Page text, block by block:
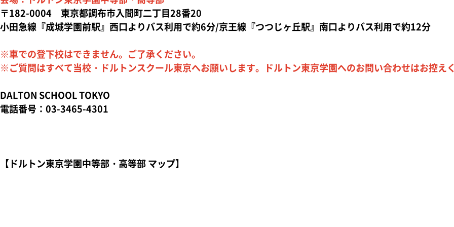
〒182-0004 東京都調布市入間町二丁目28番20
小田急線『成城学園前駅』西口よりバス利用で約6分/京王線『つつじヶ丘駅』南口よりバス利用で約12分
※車での登下校はできません。ご了承ください。
※ご質問はすべて当校・ドルトンスクール東京へお願いします。ドルトン東京学園へのお問い合わせはお控えく
DALTON SCHOOL TOKYO
電話番号：03-3465-4301
【ドルトン東京学園中等部・高等部マップ】